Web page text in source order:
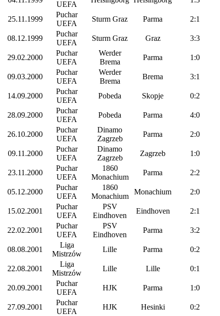
UEFA
25.11.1999
Puchar
UEFA
Sturm Graz Parma 2:1
08.12.1999
Puchar
UEFA
Sturm Graz Graz 3:3
29.02.2000
Puchar
UEFA
Werder
Brema
Parma 1:0
09.03.2000
Puchar
UEFA
Werder
Brema
Brema 3:1
14.09.2000
Puchar
UEFA
Pobeda Skopje 0:2
28.09.2000
Puchar
UEFA
Pobeda Parma 4:0
26.10.2000
Puchar
UEFA
Dinamo
Zagrzeb
Parma 2:0
09.11.2000
Puchar
UEFA
Dinamo
Zagrzeb
Zagrzeb 1:0
23.11.2000
Puchar
UEFA
1860
Monachium
Parma 2:2
05.12.2000
Puchar
UEFA
1860
Monachium
Monachium 2:0
15.02.2001
Puchar
UEFA
PSV
Eindhoven
Eindhoven 2:1
22.02.2001
Puchar
UEFA
PSV
Eindhoven
Parma 3:2
08.08.2001
Liga
Mistrzów
Lille Parma 0:2
22.08.2001
Liga
Mistrzów
Lille Lille 0:1
20.09.2001
Puchar
UEFA
HJK Parma 1:0
27.09.2001
Puchar
UEFA
HJK Hesinki 0:2